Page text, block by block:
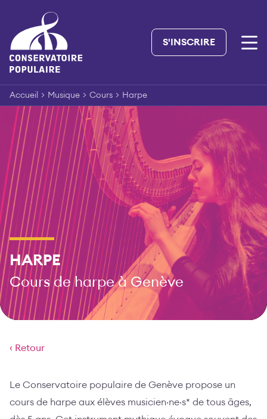
content
S'INSCRIRE
Accueil > Musique > Cours > Harpe
HARPE
Cours de harpe à Genève
‹ Retour
Le Conservatoire populaire de Genève propose un
cours de harpe aux élèves musicien·ne·s* de tous âges,